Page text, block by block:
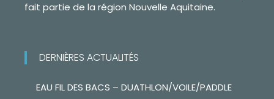
fait partie de la région Nouvelle Aquitaine.
DERNIÈRES ACTUALITÉS
EAU FIL DES BACS – DUATHLON/VOILE/PADDLE